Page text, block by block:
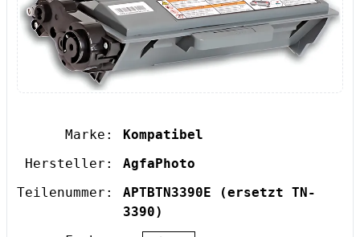
Marke:
Kompatibel
Hersteller:
AgfaPhoto
Teilenummer:
APTBTN3390E
(ersetzt TN-
3390)